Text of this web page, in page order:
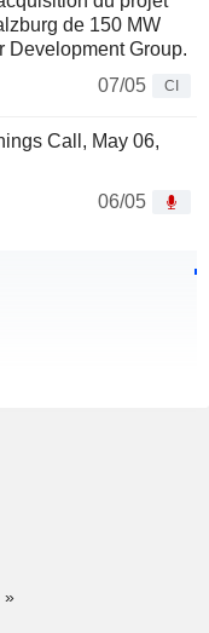
de 150 MW
Development Group.
07/05
CI
Call, May 06,
06/05